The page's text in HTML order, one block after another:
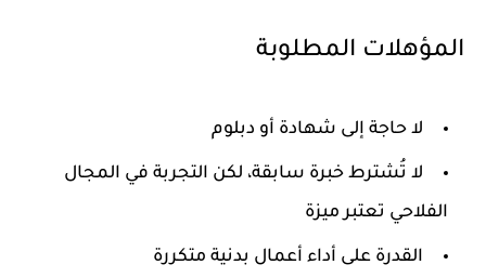
المؤهلات المطلوبة
لا حاجة إلى شهادة أو دبلوم
لا تُشترط خبرة سابقة، لكن التجربة في المجال
الفلاحي تعتبر ميزة
القدرة على أداء أعمال بدنية متكررة